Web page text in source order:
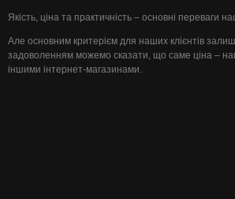
Якість, ціна та практичність – основні переваги
Але основним критерієм для наших клієнтів
задоволенням можемо сказати, що саме ціна –
іншими інтернет-магазинами.